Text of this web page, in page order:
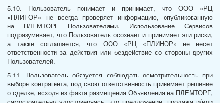
5.10. Пользователь понимает и принимает, что ООО «РЦ
«ПЛИНОР» не всегда проверяет информацию, опубликованную
на ПЛЕМТОРГ Пользователями. Использование Сервисов
подразумевает, что Пользователь осознает и принимает эти риски,
а также соглашается, что ООО «РЦ «ПЛИНОР» не несет
ответственности за действия или бездействие со стороны других
Пользователей.
5.11. Пользователь обязуется соблюдать осмотрительность при
выборе контрагента, под свою ответственность принимает решение
о сделке, исходя из факта размещения Объявления на ПЛЕМТОРГ,